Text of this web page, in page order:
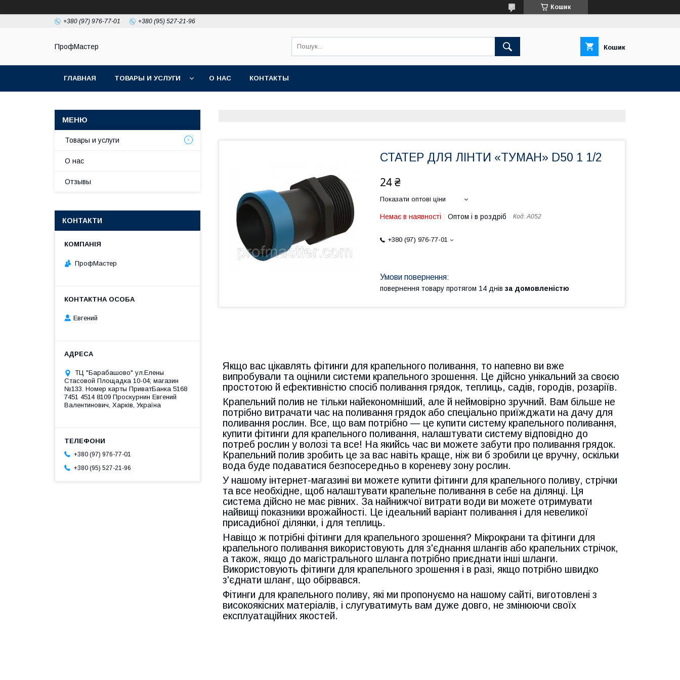
Кошик
+380 (97) 976-77-01 +380 (95) 527-21-96
ПрофМастер Кошик
ГЛАВНАЯ ТОВАРЫ И УСЛУГИ О НАС КОНТАКТЫ
СТАТЕР ДЛЯ ЛІНТИ «ТУМАН» D50 1 1/2
24 ₴
Показати оптові ціни
Немає в наявності Оптом і в роздріб Код:A052
+380 (97) 976-77-01
повернення товару протягом 14 днів за домовленістю
Якщо вас цікавлять фітинги для крапельного поливання, то напевно ви вже
випробували та оцінили системи крапельного зрошення. Це дійсно унікальний за своєю
простотою й ефективністю спосіб поливання грядок, теплиць, садів, городів, розаріїв.
Крапельний полив не тільки найекономніший, але й неймовірно зручний. Вам більше не
потрібно витрачати час на поливання грядок або спеціально приїжджати на дачу для
поливання рослин. Все, що вам потрібно — це купити систему крапельного поливання,
купити фітинги для крапельного поливання, налаштувати систему відповідно до
потреб рослин у волозі та все! На якийсь час ви можете забути про поливання грядок.
Крапельний полив зробить це за вас навіть краще, ніж ви б зробили це вручну, оскільки
вода буде подаватися безпосередньо в кореневу зону рослин.
У нашому інтернет-магазині ви можете купити фітинги для крапельного поливу, стрічки
та все необхідне, щоб налаштувати крапельне поливання в себе на ділянці. Ця
система дійсно не має рівних. За найнижчої витрати води ви можете отримувати
найвищі показники врожайності. Це ідеальний варіант поливання і для невеликої
присадибної ділянки, і для теплиць.
Навіщо ж потрібні фітинги для крапельного зрошення? Мікрокрани та фітинги для
крапельного поливання використовують для з'єднання шлангів або крапельних стрічок,
а також, якщо до магістрального шланга потрібно приєднати інші шланги.
Використовують фітинги для крапельного зрошення і в разі, якщо потрібно швидко
з'єднати шланг, що обірвався.
Фітинги для крапельного поливу, які ми пропонуємо на нашому сайті, виготовлені з
високоякісних матеріалів, і слугуватимуть вам дуже довго, не змінюючи своїх
експлуатаційних якостей.
Товары и услуги
О нас
Отзывы
КОНТАКТИ
ПрофМастер
Евгений
ТЦ "Барабашово" ул.Елены
Стасовой Площадка 10-04; магазин
№133. Номер карты ПриватБанка 5168
7451 4514 8109 Проскурнин Евгений
Валентинович, Харків, Україна
+380 (97) 976-77-01
+380 (95) 527-21-96